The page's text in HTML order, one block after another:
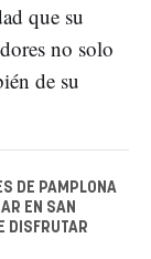
que su
no solo
de su
DE PAMPLONA
EN SAN
DISFRUTAR